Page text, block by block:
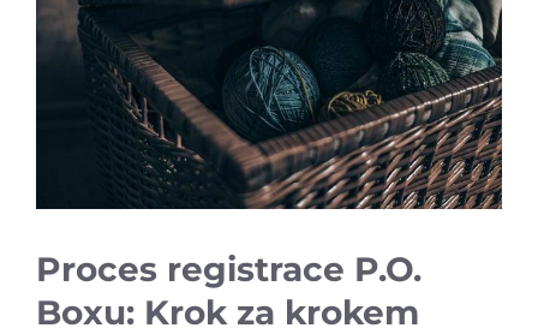
Proces registrace P.O.
Boxu: Krok za krokem